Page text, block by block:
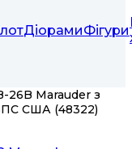
ДіорамиФігури
26B Marauder з
США (48322)